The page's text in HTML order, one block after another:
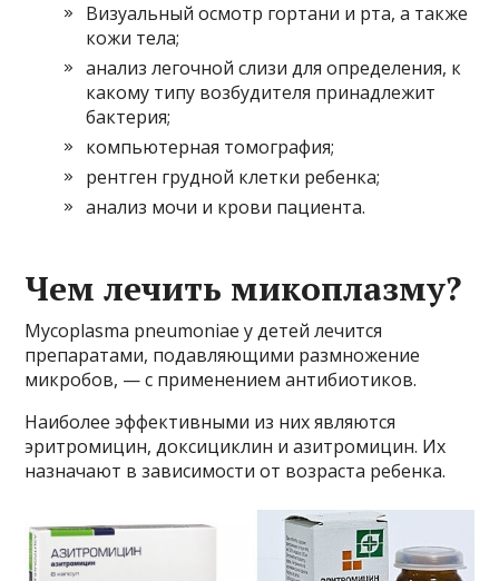
Визуальный осмотр гортани и рта, а также
кожи тела;
анализ легочной слизи для определения, к
какому типу возбудителя принадлежит
бактерия;
компьютерная томография;
рентген грудной клетки ребенка;
анализ мочи и крови пациента.
Чем лечить микоплазму?
Mycoplasma pneumoniae у детей лечится
препаратами, подавляющими размножение
микробов, — с применением антибиотиков.
Наиболее эффективными из них являются
эритромицин, доксициклин и азитромицин. Их
назначают в зависимости от возраста ребенка.